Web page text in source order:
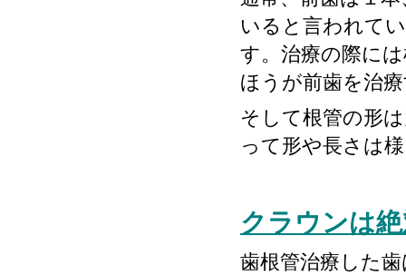
いると言われて
す。治療の際に
ほうが前歯を治
そして根管の形
って形や長さは
クラウンは
歯根管治療した